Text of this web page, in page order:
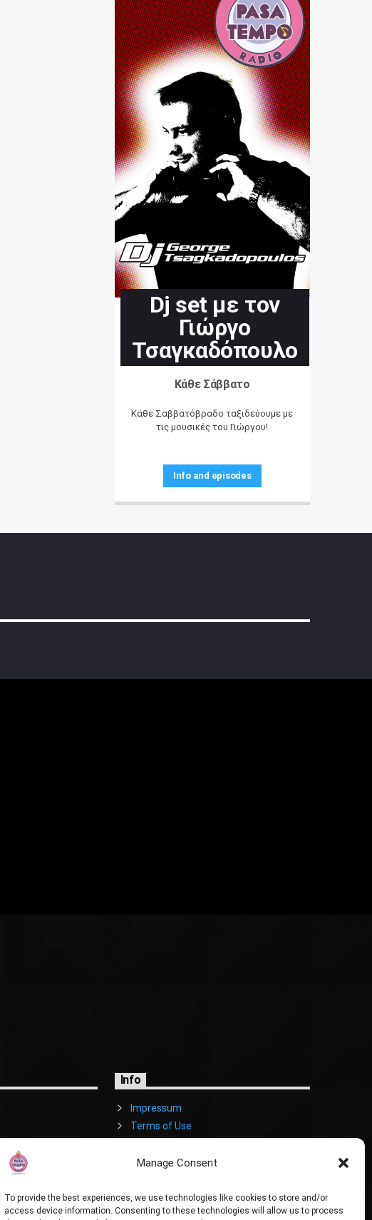
Manage Consent
To provide the best experiences, we use technologies like cookies to store and/or
access device information. Consenting to these technologies will allow us to process
Dj set με τον
Γιώργο
Τσαγκαδόπουλο
Κάθε Σάββατο
Κάθε Σαββατόβραδο ταξιδεύουμε με
τις μουσικές του Γιώργου!
Info and episodes
Info
Impressum
Terms of Use